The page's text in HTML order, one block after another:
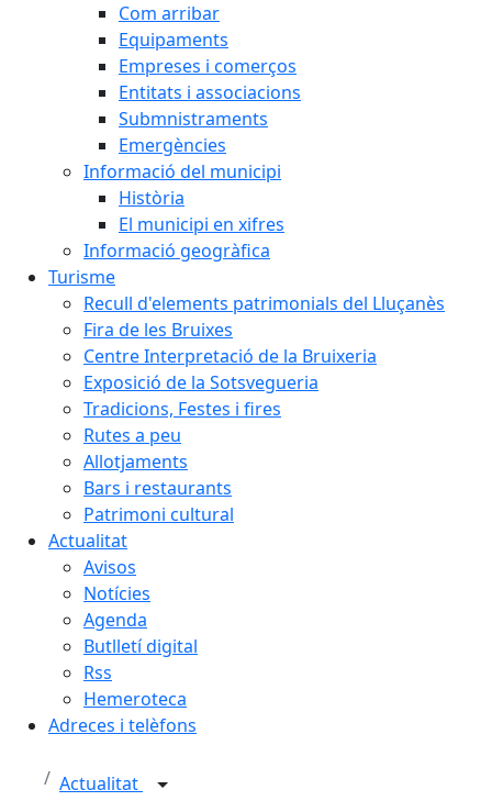
Com arribar
Equipaments
Empreses i comerços
Entitats i associacions
Submnistraments
Emergències
Informació del municipi
Història
El municipi en xifres
Informació geogràfica
Turisme
Recull d'elements patrimonials del Lluçanès
Fira de les Bruixes
Centre Interpretació de la Bruixeria
Exposició de la Sotsvegueria
Tradicions, Festes i fires
Rutes a peu
Allotjaments
Bars i restaurants
Patrimoni cultural
Actualitat
Avisos
Notícies
Agenda
Butlletí digital
Rss
Hemeroteca
Adreces i telèfons
Actualitat